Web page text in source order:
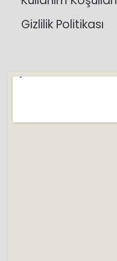
Gizlilik Politikası